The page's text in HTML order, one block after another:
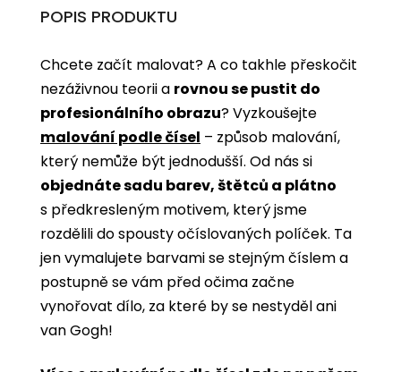
POPIS PRODUKTU
Chcete začít malovat? A co takhle přeskočit
nezáživnou teorii a rovnou se pustit do
profesionálního obrazu? Vyzkoušejte
malování podle čísel ­­– způsob malování,
který nemůže být jednodušší. Od nás si
objednáte sadu barev, štětců a plátno
s předkresleným motivem, který jsme
rozdělili do spousty očíslovaných políček. Ta
jen vymalujete barvami se stejným číslem a
postupně se vám před očima začne
vynořovat dílo, za které by se nestyděl ani
van Gogh!